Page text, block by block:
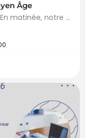
Âge
Ce stage se déroule en deux temps. En matinée, notre équipe de médiation invite les enfants à découvrir les…